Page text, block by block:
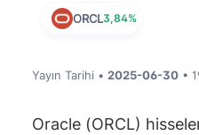
ORCL3,84%
Yayın Tarihi • 2025-06-30 •
Oracle (ORCL)